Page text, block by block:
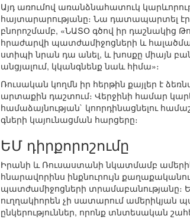
Այդ առումով առանձնահատուկ
հայտարարությանը։ Նա դատապարտել
բնորոշմամբ, «ՆԱՏՕ գծով իր դաշնակից
հրաժարվի պատժամիջոցների և
ստիպի նրան դա անել, և խոսքը միայն
անցյալում, կկանգնենք նաև հիմա»։
Ռուսական կողմն իր հերթին քայլեր է
արտաքին դաշտում։ Վերջինի համար
համաձայնության` կոորդինացնելու
գների կայունացման հարցերը։
ԵՄ դիրքորոշումը
Իրանի և Ռուսաստանի նկատմամբ
հնարավորինս ինքնուրույն
պատժամիջոցների տրամաբանությանը։
ուղղակիորեն չի սատարում ամերիկյան
ընկերություններ, որոնք տնտեսական